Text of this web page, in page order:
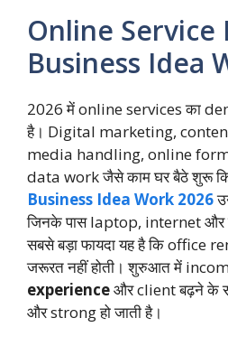
Online Service
Business Idea
2026 में online services का
है। Digital marketing,
media handling, online
data work जैसे काम घर बैठे शुरू
Business Idea Work 2026
जिनके पास laptop, internet और
सबसे बड़ा फायदा यह है कि office
जरूरत नहीं होती। शुरुआत में
experienceऔर client बढ़ने के
और strong हो जाती है।